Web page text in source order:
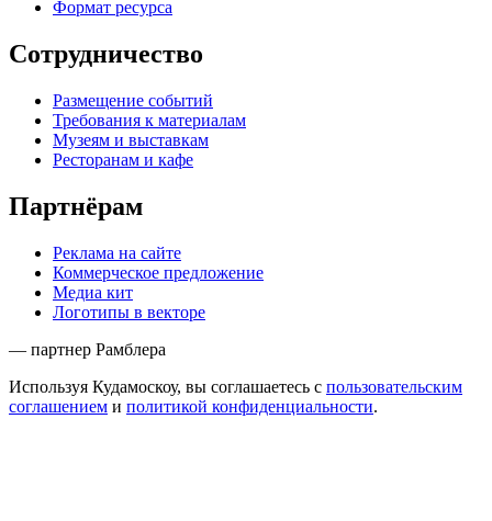
Формат ресурса
Сотрудничество
Размещение событий
Требования к материалам
Музеям и выставкам
Ресторанам и кафе
Партнёрам
Реклама на сайте
Коммерческое предложение
Медиа кит
Логотипы в векторе
— партнер Рамблера
Используя Кудамоскоу, вы соглашаетесь с пользовательским
соглашением и политикой конфиденциальности.